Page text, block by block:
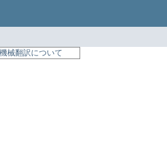
機械翻訳について